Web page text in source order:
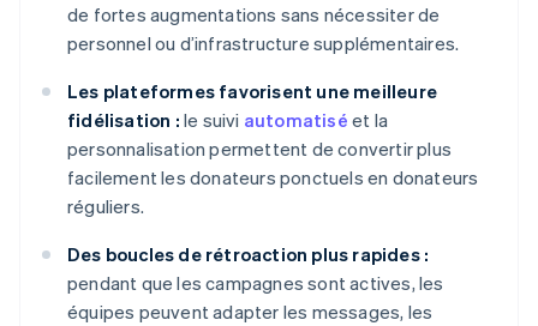
de fortes augmentations sans nécessiter de
personnel ou d’infrastructure supplémentaires.
Les plateformes favorisent une meilleure
fidélisation : le suivi automatisé et la
personnalisation permettent de convertir plus
facilement les donateurs ponctuels en donateurs
réguliers.
Des boucles de rétroaction plus rapides :
pendant que les campagnes sont actives, les
équipes peuvent adapter les messages, les